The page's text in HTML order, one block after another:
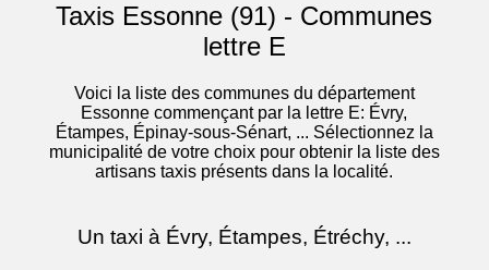
Taxis Essonne (91) - Communes
lettre E
Voici la liste des communes du département
Essonne commençant par la lettre E: Évry,
Étampes, Épinay-sous-Sénart, ... Sélectionnez la
municipalité de votre choix pour obtenir la liste des
artisans taxis présents dans la localité.
Un taxi à Évry, Étampes, Étréchy, ...